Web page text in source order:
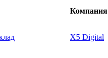
Компания
X5 Digital